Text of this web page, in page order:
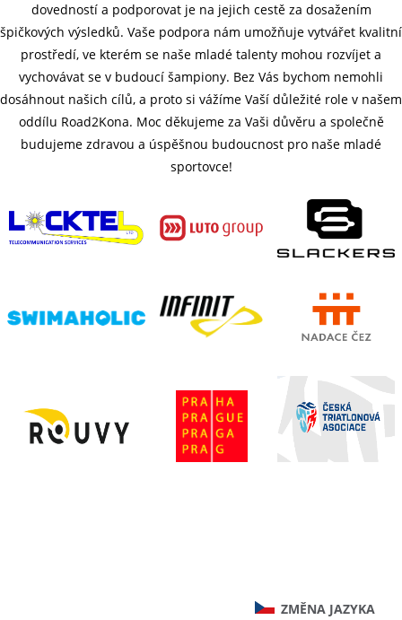
dovedností a podporovat je na jejich cestě za dosažením
špičkových výsledků. Vaše podpora nám umožňuje vytvářet kvalitní
prostředí, ve kterém se naše mladé talenty mohou rozvíjet a
vychovávat se v budoucí šampiony. Bez Vás bychom nemohli
dosáhnout našich cílů, a proto si vážíme Vaší důležité role v našem
oddílu Road2Kona. Moc děkujeme za Vaši důvěru a společně
budujeme zdravou a úspěšnou budoucnost pro naše mladé
sportovce!
ZMĚNA JAZYKA